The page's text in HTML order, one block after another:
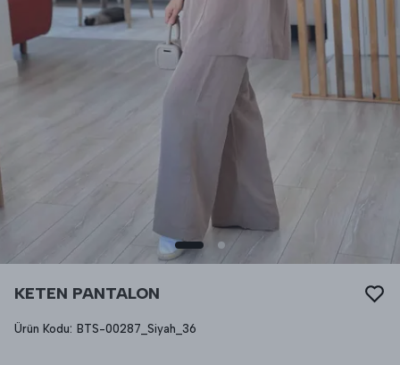
KETEN PANTALON
Ürün Kodu: BTS-00287_Siyah_36